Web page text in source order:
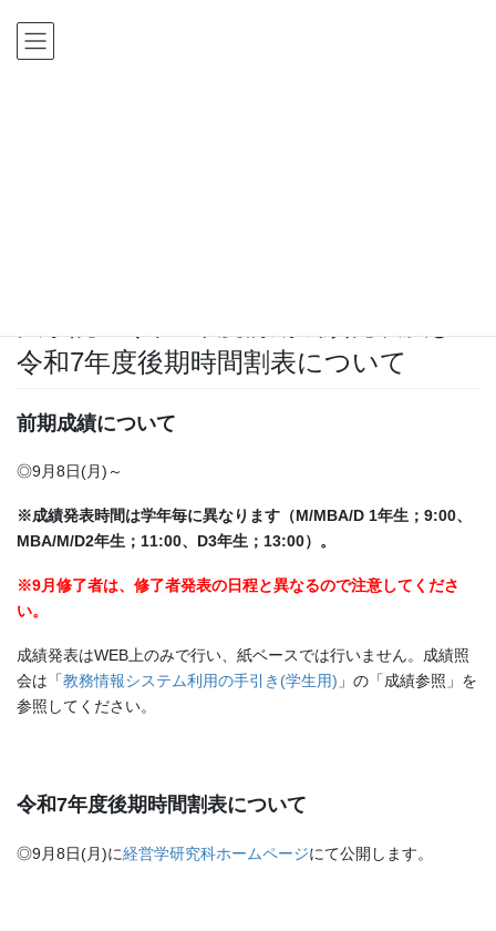
令和7年度後期時間割表について
前期成績について
◎9月8日(月)～
※成績発表時間は学年毎に異なります（M/MBA/D 1年生；9:00、
MBA/M/D2年生；11:00、D3年生；13:00）。
※9月修了者は、修了者発表の日程と異なるので注意してくださ
い。
成績発表はWEB上のみで行い、紙ベースでは行いません。成績照
会は「教務情報システム利用の手引き(学生用) 」の「成績参照」を
参照してください。
令和7年度後期時間割表について
◎9月8日(月)に経営学研究科ホームページにて公開します。